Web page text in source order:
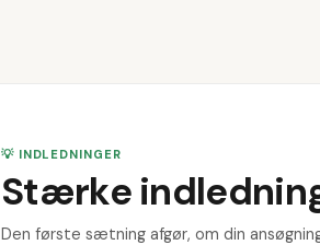
💡 INDLEDNINGER
Stærke
Den første sætning afgør, om din